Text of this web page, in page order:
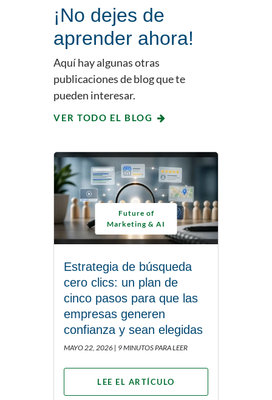
¡No dejes de
aprender ahora!
Aquí hay algunas otras
publicaciones de blog que te
pueden interesar.
VER TODO EL BLOG
Future of
Marketing & AI
Estrategia de búsqueda
cero clics: un plan de
cinco pasos para que las
empresas generen
confianza y sean elegidas
MAYO 22, 2026 | 9 MINUTOS PARA LEER
LEE EL ARTÍCULO